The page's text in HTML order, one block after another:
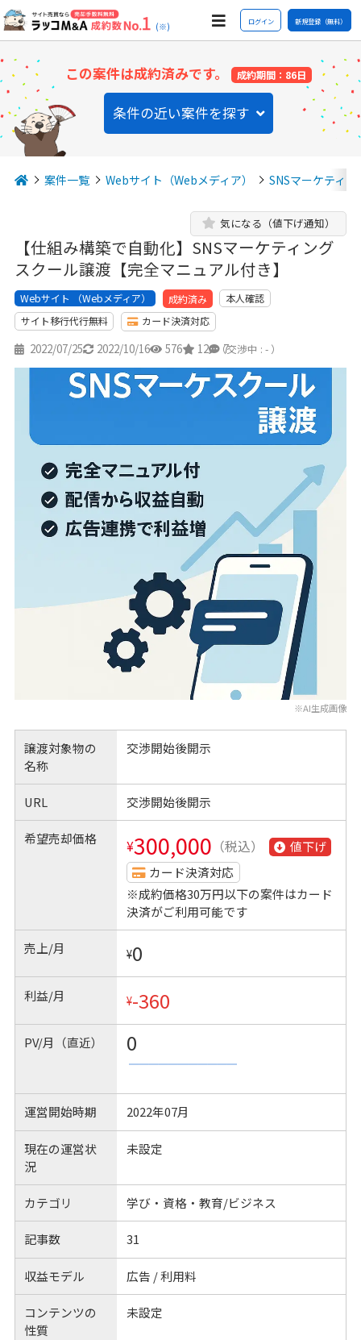
(※) ログイン 新規登録（無料）
この案件は成約済みです。 成約期間：86日
条件の近い案件を探す
案件一覧 Webサイト（Webメディア） SNSマーケティン
【仕組み構築で自動化】SNSマーケティング
スクール譲渡【完全マニュアル付き】
気になる（値下げ通知）
Webサイト （Webメディア） 成約済み
本人確認
サイト移行代行無料
カード決済対応
2022/07/25 2022/10/16 576 12 7
（交渉中 : - ）
※AI生成画像
譲渡対象物の
名称
交渉開始後開示
URL 交渉開始後開示
希望売却価格 ¥300,000 （税込）
値下げ
カード決済対応
※成約価格30万円以下の案件はカード
決済がご利用可能です
売上/月 ¥0
利益/月 ¥-360
PV/月（直近） 0
運営開始時期 2022年07月
現在の運営状
況
未設定
カテゴリ 学び・資格・教育/ビジネス
記事数 31
収益モデル 広告 / 利用料
コンテンツの
性質
未設定